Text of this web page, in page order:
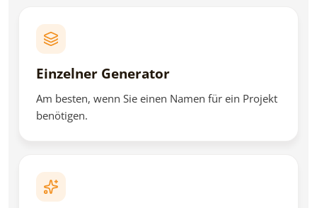
Einzelner Generator
Am besten, wenn Sie einen Namen für ein Projekt
benötigen.